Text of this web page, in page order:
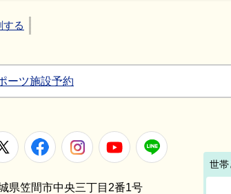
する
ーツ施設予約
市役所
X FacebookInstagramYoutube
県笠間市中央三丁目2番1号